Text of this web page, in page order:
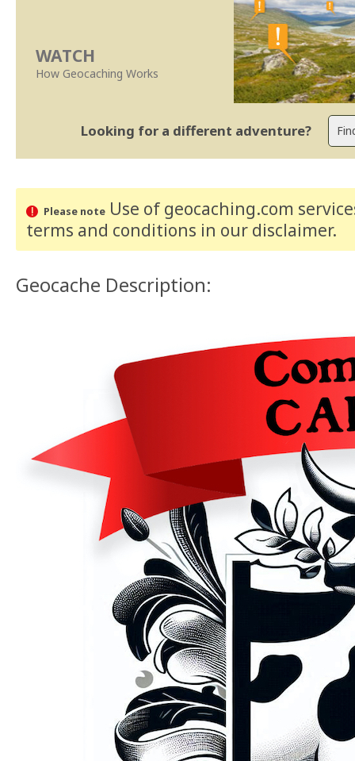
WATCH
How Geocaching Works
Looking for a different adventure?
Please noteUse of geocaching.com
terms and conditions in our disclaimer.
Geocache Description: